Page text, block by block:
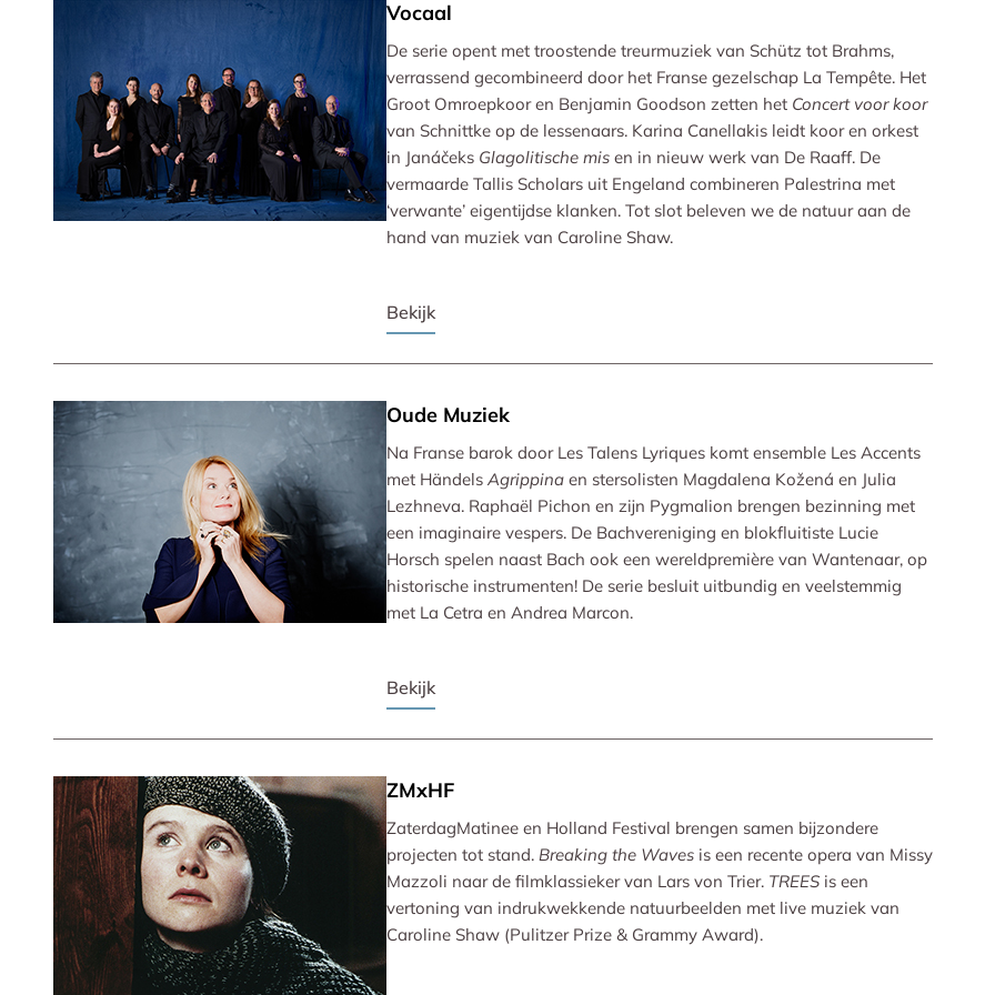
Vocaal
De serie opent met troostende treurmuziek van Schütz tot Brahms,
verrassend gecombineerd door het Franse gezelschap La Tempête. Het
Groot Omroepkoor en Benjamin Goodson zetten het Concert voor koor
van Schnittke op de lessenaars. Karina Canellakis leidt koor en orkest
in Janáčeks Glagolitische mis en in nieuw werk van De Raaff. De
vermaarde Tallis Scholars uit Engeland combineren Palestrina met
‘verwante’ eigentijdse klanken. Tot slot beleven we de natuur aan de
hand van muziek van Caroline Shaw.
Bekijk
Oude Muziek
Na Franse barok door Les Talens Lyriques komt ensemble Les Accents
met Händels Agrippina en stersolisten Magdalena Kožená en Julia
Lezhneva. Raphaël Pichon en zijn Pygmalion brengen bezinning met
een imaginaire vespers. De Bachvereniging en blokfluitiste Lucie
Horsch spelen naast Bach ook een wereldpremière van Wantenaar, op
historische instrumenten! De serie besluit uitbundig en veelstemmig
met La Cetra en Andrea Marcon.
Bekijk
ZMxHF
ZaterdagMatinee en Holland Festival brengen samen bijzondere
projecten tot stand. Breaking the Waves is een recente opera van Missy
Mazzoli naar de filmklassieker van Lars von Trier. TREES is een
vertoning van indrukwekkende natuurbeelden met live muziek van
Caroline Shaw (Pulitzer Prize & Grammy Award).